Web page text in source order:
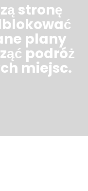
stronę
plany
podróż
miejsc.